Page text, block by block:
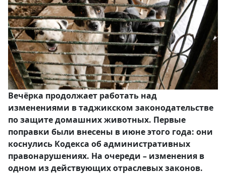
Вечёрка продолжает работать над
изменениями в таджикском законодательстве
по защите домашних животных. Первые
поправки были внесены в июне этого года: они
коснулись Кодекса об административных
правонарушениях. На очереди – изменения в
одном из действующих отраслевых законов.